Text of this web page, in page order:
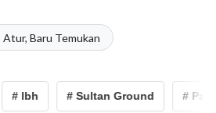
Atur, Baru Temukan
# lbh # Sultan Ground # Pantai